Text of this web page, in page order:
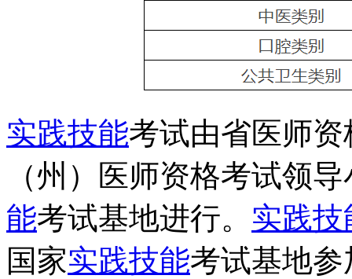
实践技能考试由省医师
（州）医师资格考试领
能考试基地进行。 实践技
国家实践技能考试基地